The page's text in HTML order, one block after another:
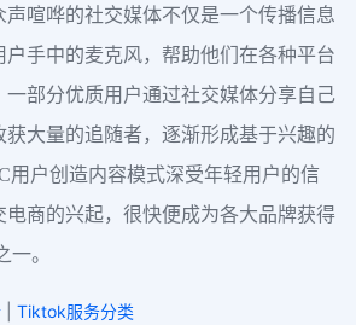
声喧哗的社交媒体不仅是一个传播信息
户手中的麦克风，帮助他们在各种平台
一部分优质用户通过社交媒体分享自己
获大量的追随者，逐渐形成基于兴趣的
用户创造内容模式深受年轻用户的信
电商的兴起，很快便成为各大品牌获得
一。
Tiktok服务分类